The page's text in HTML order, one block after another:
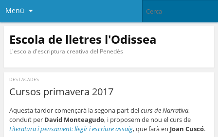
Menú
Escola de lletres l'Odissea
L'escola d'escriptura creativa del Penedès
Cursos primavera 2017
DESTACADES
Aquesta tardor començarà la segona part delcurs de Narrativa,
conduït per David Monteagudo, i proposem de nou el curs de
Literatura i pensament: llegir i escriure assaig, que farà en Joan Cuscó.